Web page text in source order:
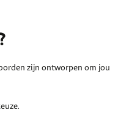
zijn ontworpen om jou